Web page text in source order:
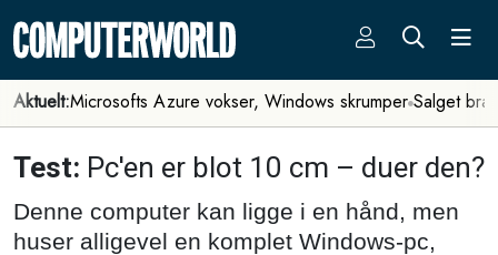
Aktuelt:Microsofts Azure vokser, Windows skrumper Salget
Test: Pc'en er blot 10 cm – duer den?
Denne computer kan ligge i en hånd, men
huser alligevel en komplet Windows-pc,